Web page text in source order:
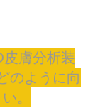
膚分析装
のように向
。